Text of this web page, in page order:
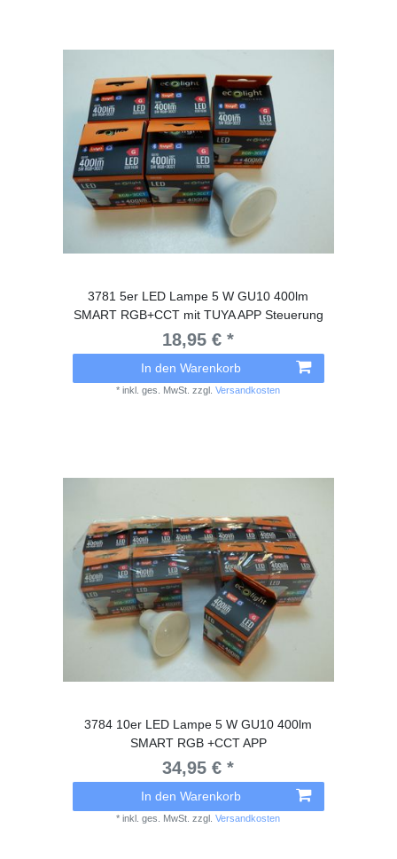
3781 5er LED Lampe 5 W GU10 400lm
SMART RGB+CCT mit TUYA APP Steuerung
18,95 € *
In den Warenkorb
*inkl. ges. MwSt. zzgl.Versandkosten
3784 10er LED Lampe 5 W GU10 400lm
SMART RGB +CCT APP
34,95 € *
In den Warenkorb
*inkl. ges. MwSt. zzgl.Versandkosten